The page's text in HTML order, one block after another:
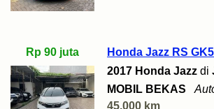
Rp 90 juta
Honda Jazz RS
2017 Honda Jazz di
MOBIL BEKAS
45.000 km